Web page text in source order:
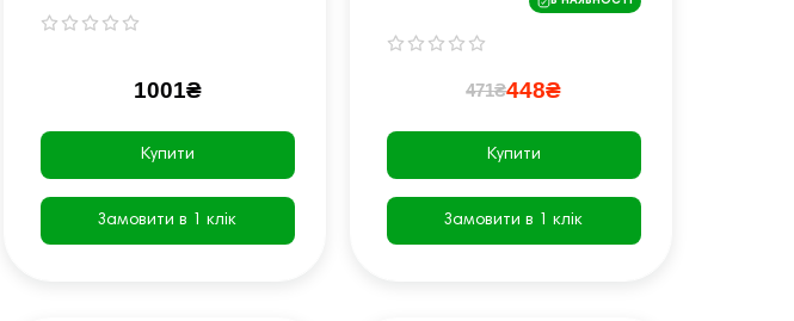
1001₴
Купити
Замовити в 1 клік
471₴448₴
Купити
Замовити в 1 клік